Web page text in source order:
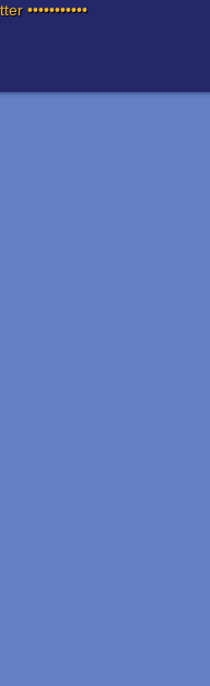
•••••••••••